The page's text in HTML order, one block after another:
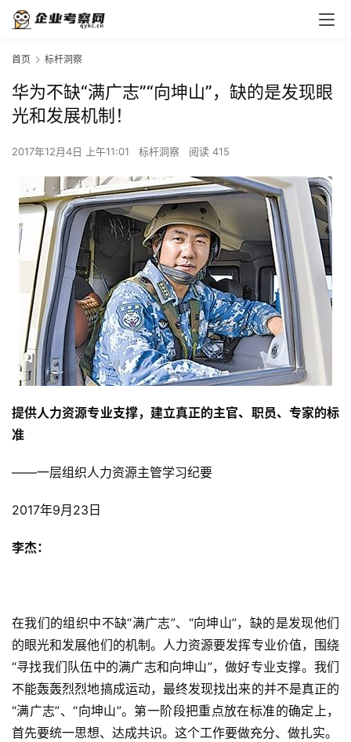
首页 标杆洞察
华为不缺“满广志”“向坤山”，缺的是发现眼
光和发展机制！
2017年12月4日 上午11:01 标杆洞察 阅读 415
提供人力资源专业支撑， 建立真正的主官、职员、专家的标
准
——一层组织人力资源主管学习纪要
2017年9月23日
李杰：
在我们的组织中不缺“满广志”、“向坤山”，缺的是发现他们
的眼光和发展他们的机制。人力资源要发挥专业价值，围绕
“寻找我们队伍中的满广志和向坤山”，做好专业支撑。我们
不能轰轰烈烈地搞成运动，最终发现找出来的并不是真正的
“满广志”、“向坤山”。第一阶段把重点放在标准的确定上，
首先要统一思想、达成共识。这个工作要做充分、做扎实。